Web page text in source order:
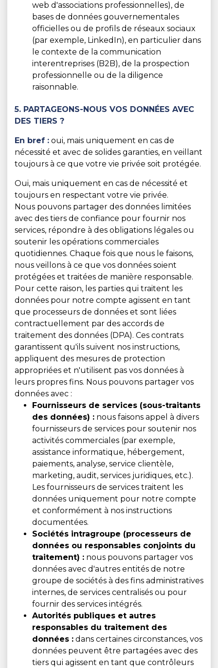
web d'associations professionnelles), de
bases de données gouvernementales
officielles ou de profils de réseaux sociaux
(par exemple, LinkedIn), en particulier dans
le contexte de la communication
interentreprises (B2B), de la prospection
professionnelle ou de la diligence
raisonnable.
5. PARTAGEONS-NOUS VOS DONNÉES AVEC
DES TIERS ?
En bref : oui, mais uniquement en cas de
nécessité et avec de solides garanties, en veillant
toujours à ce que votre vie privée soit protégée.
Oui, mais uniquement en cas de nécessité et
toujours en respectant votre vie privée.
Nous pouvons partager des données limitées
avec des tiers de confiance pour fournir nos
services, répondre à des obligations légales ou
soutenir les opérations commerciales
quotidiennes. Chaque fois que nous le faisons,
nous veillons à ce que vos données soient
protégées et traitées de manière responsable.
Pour cette raison, les parties qui traitent les
données pour notre compte agissent en tant
que processeurs de données et sont liées
contractuellement par des accords de
traitement des données (DPA). Ces contrats
garantissent qu'ils suivent nos instructions,
appliquent des mesures de protection
appropriées et n'utilisent pas vos données à
leurs propres fins. Nous pouvons partager vos
données avec :
Fournisseurs de services (sous-traitants
des données) : nous faisons appel à divers
fournisseurs de services pour soutenir nos
activités commerciales (par exemple,
assistance informatique, hébergement,
paiements, analyse, service clientèle,
marketing, audit, services juridiques, etc.).
Les fournisseurs de services traitent les
données uniquement pour notre compte
et conformément à nos instructions
documentées.
Sociétés intragroupe (processeurs de
données ou responsables conjoints du
traitement) : nous pouvons partager vos
données avec d'autres entités de notre
groupe de sociétés à des fins administratives
internes, de services centralisés ou pour
fournir des services intégrés.
Autorités publiques et autres
responsables du traitement des
données : dans certaines circonstances, vos
données peuvent être partagées avec des
tiers qui agissent en tant que contrôleurs